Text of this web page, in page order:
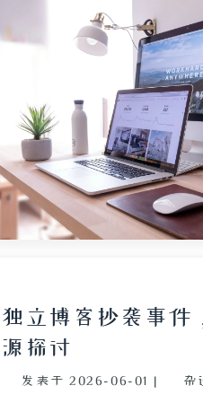
该申请。这一反复过程让作
兴奋跌入失落。他反思自己
可，联想到此前参加“十年
则被驳回，逐渐认识到自己
审核与集体审视的活动。作
被公开品评，违背了自己写
的初衷。最终，他删除了网
的徽章与代码，不再追求任
初安静、只属于自己的写作
独立博客抄袭事件
源探讨
发表于 2026-06-01 | 杂